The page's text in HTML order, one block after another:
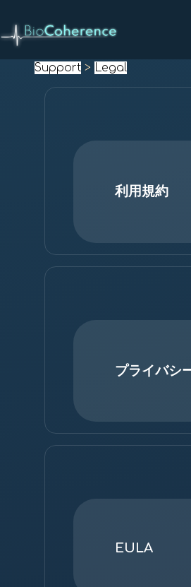
Support > Legal
利用規約
プライバシ
EULA